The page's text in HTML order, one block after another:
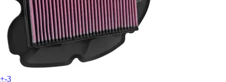
+-3